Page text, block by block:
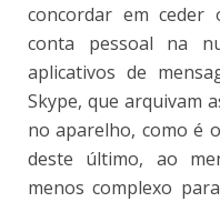
concordar em ceder
conta pessoal na
aplicativos de
Skype, que arquivam
no aparelho, como é
deste último, ao
menos complexo